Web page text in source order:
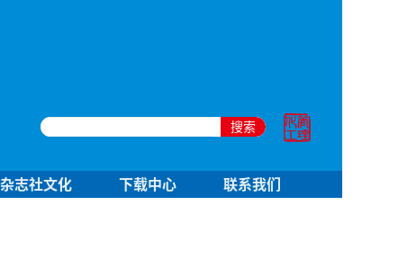
搜索
杂志社文化 下载中心 联系我们